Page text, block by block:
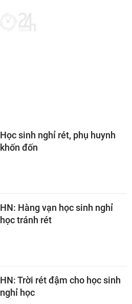
Học sinh nghỉ rét, phụ huynh
khốn đốn
HN: Hàng vạn học sinh nghỉ
học tránh rét
HN: Trời rét đậm cho học sinh
nghỉ học